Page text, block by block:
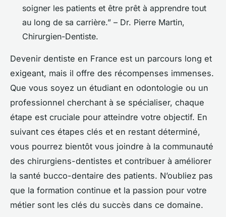
soigner les patients et être prêt à apprendre tout
au long de sa carrière.” – Dr. Pierre Martin,
Chirurgien-Dentiste.
Devenir dentiste en France est un parcours long et
exigeant, mais il offre des récompenses immenses.
Que vous soyez un étudiant en odontologie ou un
professionnel cherchant à se spécialiser, chaque
étape est cruciale pour atteindre votre objectif. En
suivant ces étapes clés et en restant déterminé,
vous pourrez bientôt vous joindre à la communauté
des chirurgiens-dentistes et contribuer à améliorer
la santé bucco-dentaire des patients. N’oubliez pas
que la formation continue et la passion pour votre
métier sont les clés du succès dans ce domaine.